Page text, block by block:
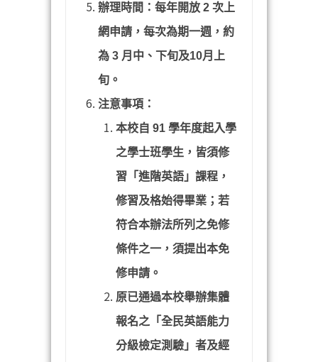
辦理時間：每年開放 2 次上
網申請，每次為期一週，約
為 3 月中、下旬及10月上
旬。
注意事項：
本校自 91學年度起入學
之學士班學生，皆須修
習「進階英語」課程，
修習及格始得畢業；若
符合本辦法所列之免修
條件之一，須提出本免
修申請。
原已通過本校舉辦集體
報名之「全民英語能力
分級檢定測驗」者及經